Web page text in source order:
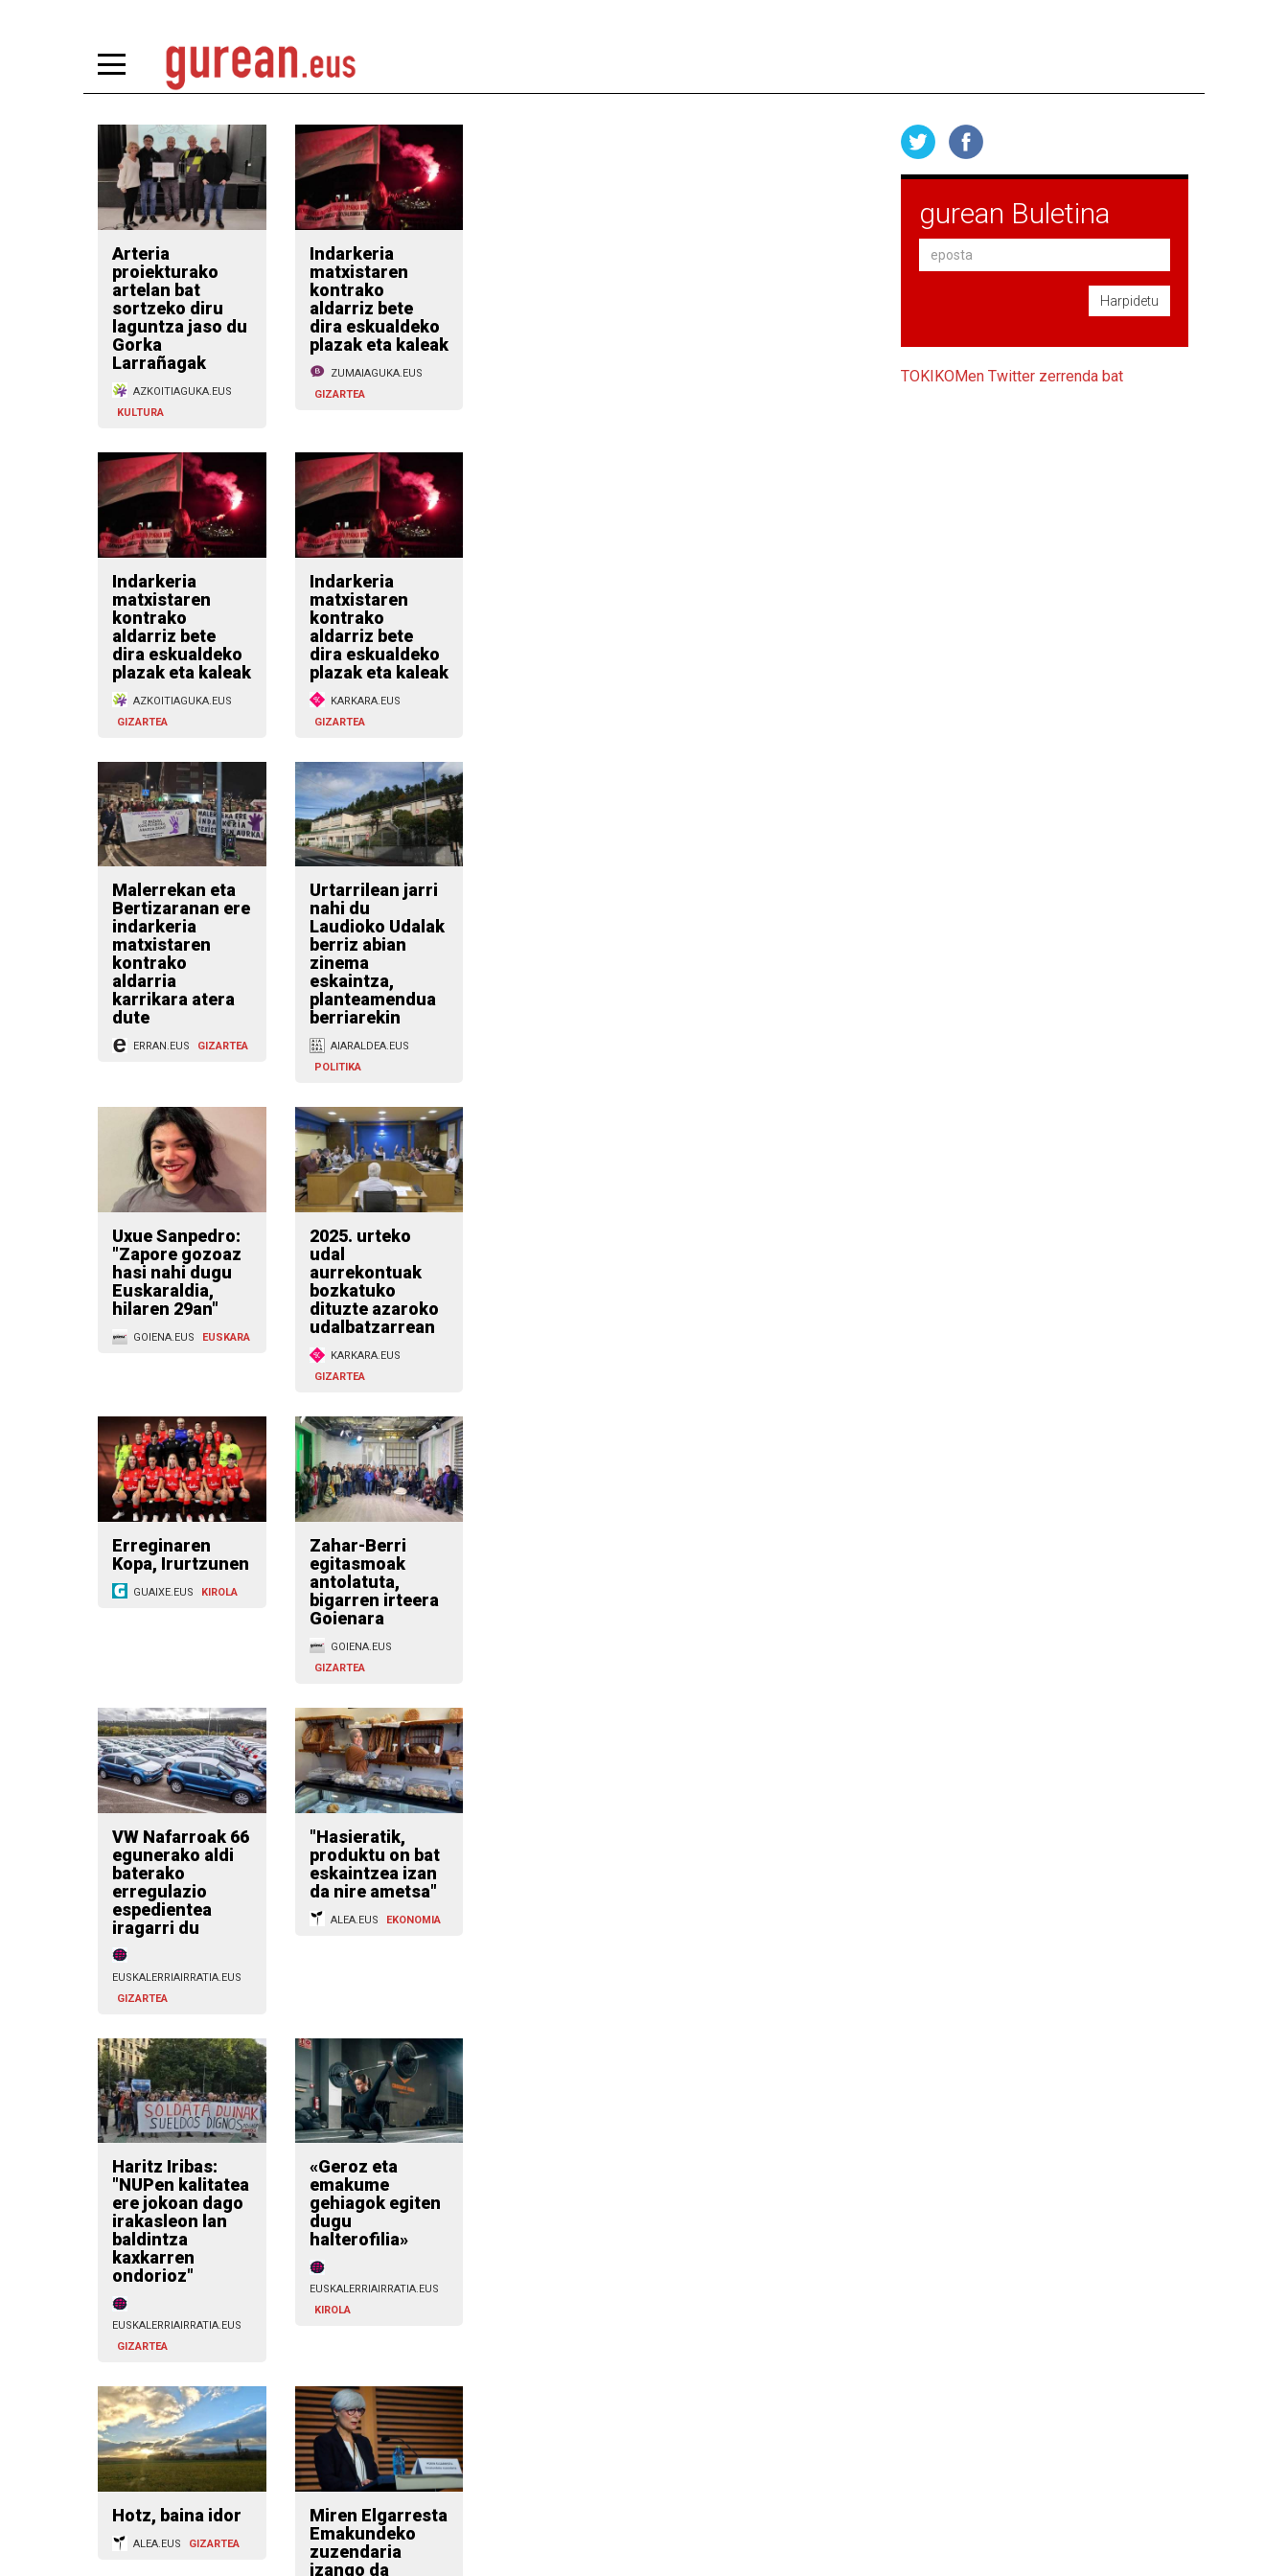
Arteria
proiekturako
artelan bat
sortzeko diru
laguntza jaso du
Gorka
Larrañagak
AZKOITIAGUKA.EUS
KULTURA
Indarkeria
matxistaren
kontrako
aldarriz bete
dira eskualdeko
plazak eta kaleak
ZUMAIAGUKA.EUS
GIZARTEA
Indarkeria
matxistaren
kontrako
aldarriz bete
dira eskualdeko
plazak eta kaleak
AZKOITIAGUKA.EUS
GIZARTEA
Indarkeria
matxistaren
kontrako
aldarriz bete
dira eskualdeko
plazak eta kaleak
KARKARA.EUS
GIZARTEA
Malerrekan eta
Bertizaranan ere
indarkeria
matxistaren
kontrako
aldarria
karrikara atera
dute
ERRAN.EUS GIZARTEA
Urtarrilean jarri
nahi du
Laudioko Udalak
berriz abian
zinema
eskaintza,
planteamendua
berriarekin
AIARALDEA.EUS
POLITIKA
Uxue Sanpedro:
"Zapore gozoaz
hasi nahi dugu
Euskaraldia,
hilaren 29an"
GOIENA.EUS EUSKARA
2025. urteko
udal
aurrekontuak
bozkatuko
dituzte azaroko
udalbatzarrean
KARKARA.EUS
GIZARTEA
Erreginaren
Kopa, Irurtzunen
GUAIXE.EUS KIROLA
Zahar-Berri
egitasmoak
antolatuta,
bigarren irteera
Goienara
GOIENA.EUS
GIZARTEA
VW Nafarroak 66
egunerako aldi
baterako
erregulazio
espedientea
iragarri du
EUSKALERRIAIRRATIA.EUS
GIZARTEA
"Hasieratik,
produktu on bat
eskaintzea izan
da nire ametsa"
ALEA.EUS EKONOMIA
Haritz Iribas:
"NUPen kalitatea
ere jokoan dago
irakasleon lan
baldintza
kaxkarren
ondorioz"
EUSKALERRIAIRRATIA.EUS
GIZARTEA
«Geroz eta
emakume
gehiagok egiten
dugu
halterofilia»
EUSKALERRIAIRRATIA.EUS
KIROLA
Hotz, baina idor
ALEA.EUS GIZARTEA
Miren Elgarresta
Emakundeko
zuzendaria
izango da
gurean Buletina
Harpidetu
TOKIKOMen Twitter zerrenda bat